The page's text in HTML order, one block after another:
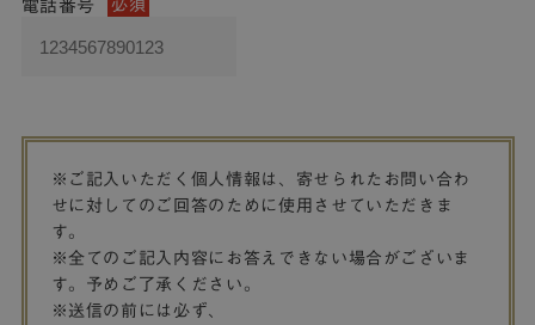
電話番号 必須
※ご記入いただく個人情報は、寄せられたお問い合わ
せに対してのご回答のために使用させていただきま
す。
※全てのご記入内容にお答えできない場合がございま
す。予めご了承ください。
※送信の前には必ず、